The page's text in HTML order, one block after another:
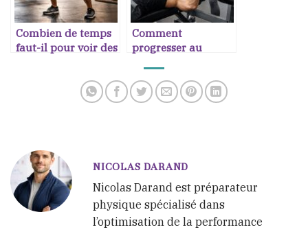
Combien de temps
faut-il pour voir des
Comment
progresser au
risque de blessure
NICOLAS DARAND
Nicolas Darand est préparateur
physique spécialisé dans
l’optimisation de la performance